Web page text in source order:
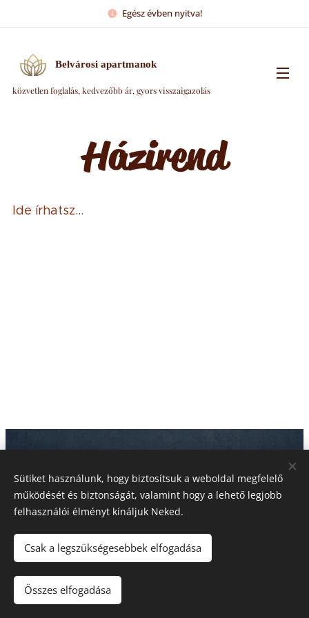
Egész évben nyitva!
Belvárosi apartmanok
közvetlen foglalás, kedvezőbb ár, gyors visszaigazolás
Házirend
Ide írhatsz...
Kellemes pihenést kívánunk!
Kérdés esetén keress minket bizalommal:
✉️ info@egerszallas.hu
Az oldalt a
Sütiket használunk, hogy biztosítsuk a weboldal megfelelő
működését és biztonságát, valamint hogy a lehető legjobb
felhasználói élményt kínáljuk Neked.
Csak a legszükségesebbek elfogadása
Összes elfogadása